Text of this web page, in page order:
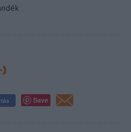
)
Save